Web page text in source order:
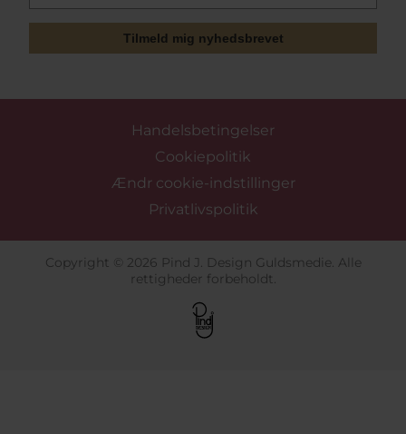
Tilmeld mig nyhedsbrevet
Handelsbetingelser
Cookiepolitik
Ændr cookie-indstillinger
Privatlivspolitik
Copyright © 2026 Pind J. Design Guldsmedie. Alle
rettigheder forbeholdt.